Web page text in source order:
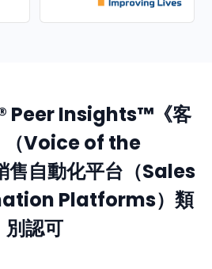
Peer Insights™《客
（Voice of the
自動化平台（Sales
Platforms）類
別認可